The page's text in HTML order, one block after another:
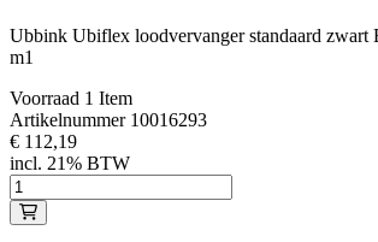
Ubbink Ubiflex loodvervanger standaard zwart
m1
Voorraad 1 Item
Artikelnummer 10016293
€ 112,19
incl. 21% BTW